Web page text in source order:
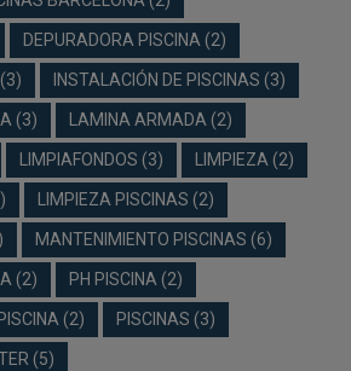
DEPURADORA PISCINA (2)
(3) INSTALACIÓN DE PISCINAS (3)
(3) LAMINA ARMADA (2)
LIMPIAFONDOS (3) LIMPIEZA (2)
LIMPIEZA PISCINAS (2)
MANTENIMIENTO PISCINAS (6)
(2) PH PISCINA (2)
PISCINA (2) PISCINAS (3)
(5)